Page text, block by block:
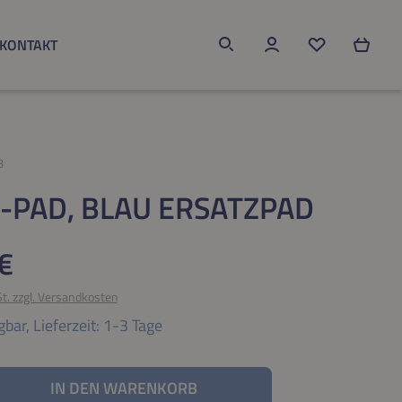
KONTAKT
Du hast 0
PAD, BLAU ERSATZPAD
zzgl. Versandkosten
Lieferzeit: 1-3 Tage
Gib den gewünschten Wert ein oder
IN DEN WARENKORB